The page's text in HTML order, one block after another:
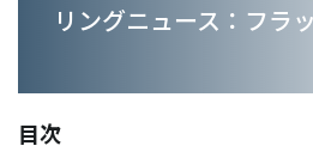
03-3588-
リングニュース：フラ
目次